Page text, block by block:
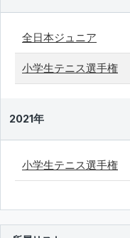
全日本ジュニア
小学生テニス選手権
2021年
小学生テニス選手権